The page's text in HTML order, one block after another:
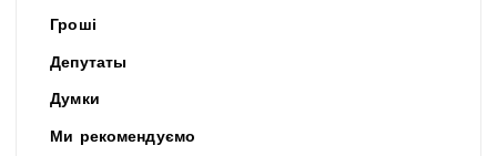
Гроші
Депутаты
Думки
Ми рекомендуємо